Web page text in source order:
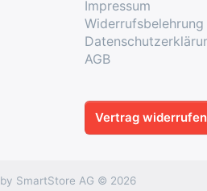
Impressum
AGB
Vertrag widerrufen
by SmartStore AG © 2026